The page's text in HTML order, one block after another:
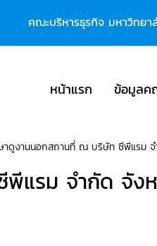
คณะบริหารธุรกิจ มหาวิทยา
หน้าแรก ข้อมูล
าดูงานนอกสถานที่ ณ บริษัท ซีพีแรม
แรม จํากัด จัง